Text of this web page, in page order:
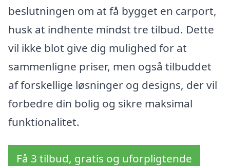
beslutningen om at få bygget en carport,
husk at indhente mindst tre tilbud. Dette
vil ikke blot give dig mulighed for at
sammenligne priser, men også tilbuddet
af forskellige løsninger og designs, der vil
forbedre din bolig og sikre maksimal
funktionalitet.
Få 3 tilbud, gratis og uforpligtende